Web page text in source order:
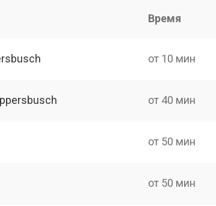
Время
от 10 мин
от 40 мин
от 50 мин
от 50 мин